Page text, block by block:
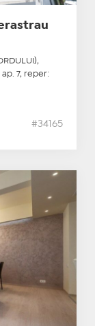
ap. 7, reper:
#34165